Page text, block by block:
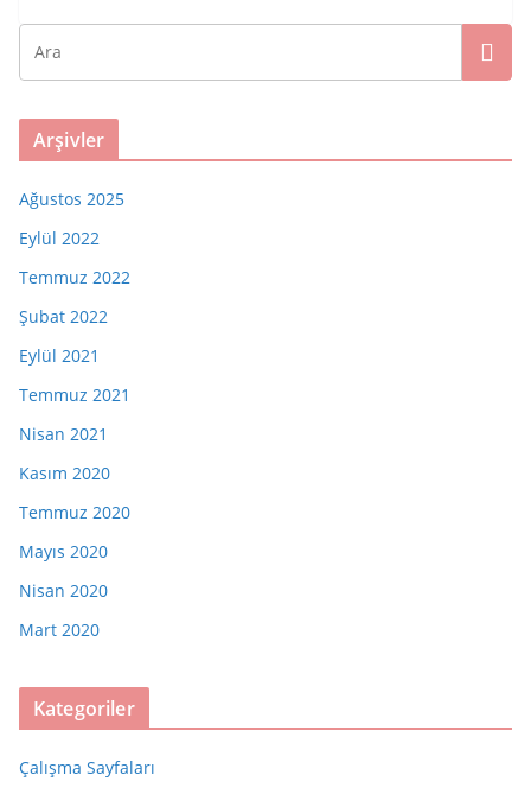
Arşivler
Ağustos 2025
Eylül 2022
Temmuz 2022
Şubat 2022
Eylül 2021
Temmuz 2021
Nisan 2021
Kasım 2020
Temmuz 2020
Mayıs 2020
Nisan 2020
Mart 2020
Kategoriler
Çalışma Sayfaları